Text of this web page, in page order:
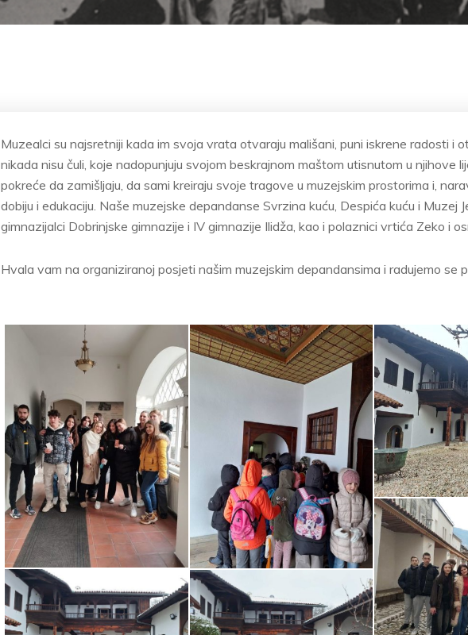
Muzealci su najsretniji kada im svoja vrata otvaraju mališani, puni iskrene radosti i
nikada nisu čuli, koje nadopunjuju svojom beskrajnom maštom utisnutom u njihove
pokreće da zamišljaju, da sami kreiraju svoje tragove u muzejskim prostorima i,
dobiju i edukaciju. Naše muzejske depandanse Svrzina kuću, Despića kuću i Muzej
gimnazijalci Dobrinjske gimnazije i IV gimnazije Ilidža, kao i polaznici vrtića Zeko i
Hvala vam na organiziranoj posjeti našim muzejskim depandansima i radujemo se